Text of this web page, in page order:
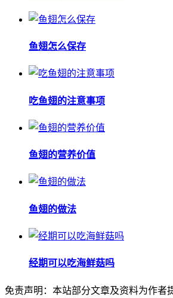
鱼翅怎么保存
吃鱼翅的注意事项
鱼翅的营养价值
鱼翅的做法
经期可以吃海鲜菇吗
免责声明：本站部分文章及资料为作者